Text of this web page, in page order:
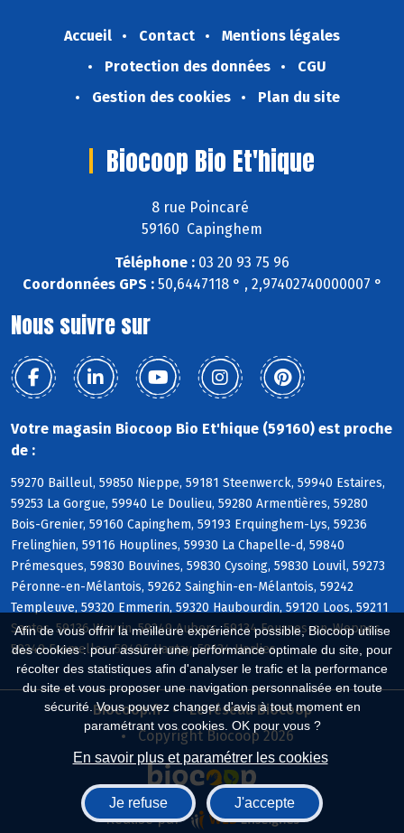
Afin de vous offrir la meilleure expérience possible, Biocoop utilise
des cookies : pour assurer une performance optimale du site, pour
récolter des statistiques afin d'analyser le trafic et la performance
du site et vous proposer une navigation personnalisée en toute
sécurité. Vous pouvez changer d'avis à tout moment en
paramétrant vos cookies. OK pour vous ?
En savoir plus et paramétrer les cookies
Je refuse J'accepte
Accueil Contact
Mentions légales
Protection des données
CGU
Gestion des cookies
Plan du site
Biocoop Bio Et'hique
8 rue Poincaré
59160 Capinghem
Téléphone : 03 20 93 75 96
Coordonnées GPS :50,6447118 ° , 2,97402740000007 °
Nous suivre sur
Votre magasin Biocoop Bio Et'hique (59160) est proche
de :
59270 Bailleul, 59850 Nieppe, 59181 Steenwerck, 59940 Estaires,
59253 La Gorgue, 59940 Le Doulieu, 59280 Armentières, 59280
Bois-Grenier, 59160 Capinghem, 59193 Erquinghem-Lys, 59236
Frelinghien, 59116 Houplines, 59930 La Chapelle-d, 59840
Prémesques, 59830 Bouvines, 59830 Cysoing, 59830 Louvil, 59273
Péronne-en-Mélantois, 59262 Sainghin-en-Mélantois, 59242
Templeuve, 59320 Emmerin, 59320 Haubourdin, 59120 Loos, 59211
Santes, 59136 Wavrin, 59249 Aubers, 59134 Fournes-en-Weppes,
59249 Fromelles, 59496 Hantay, 59134 Herlies
Biocoop.fr
Le réseau Biocoop
Copyright Biocoop 2026
Réalisé par